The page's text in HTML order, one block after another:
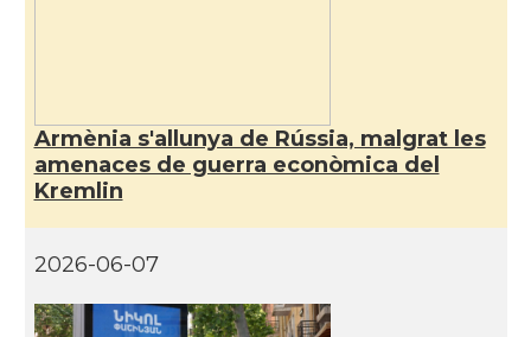
Armènia s'allunya de Rússia, malgrat les
amenaces de guerra econòmica del
Kremlin
2026-06-07